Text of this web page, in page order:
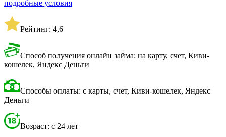
подробные условия
Рейтинг: 4,6
Способ получения онлайн займа: на карту, счет, Киви-
кошелек, Яндекс Деньги
Способы оплаты: с карты, счет, Киви-кошелек, Яндекс
Деньги
Возраст: с 24 лет